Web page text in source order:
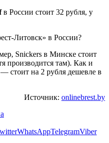
в России стоит 32 рубля, у
Snickers в Минске стоит
производится там). Как и
— стоит на 2 рубля дешевле в
Источник: onlinebrest.by
WhatsAppTelegramViber